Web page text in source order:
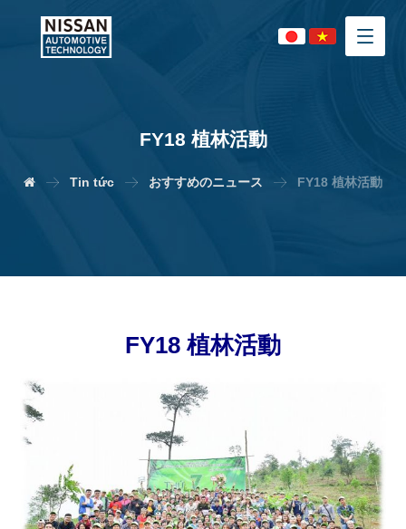
FY18 植林活動
Tin tức おすすめのニュース FY18 植林活動
FY18 植林活動